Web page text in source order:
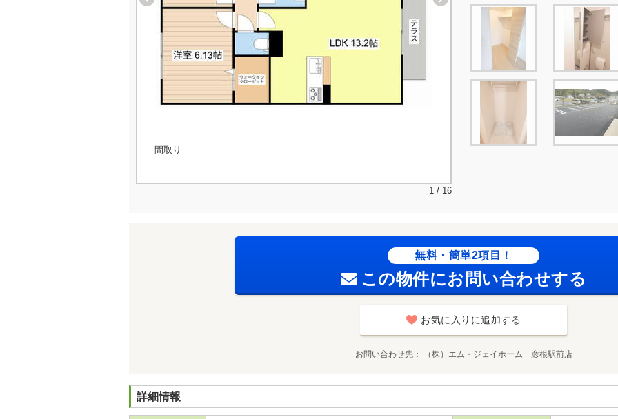
間取り
1 / 16
無料・簡単2項目！
この物件にお問い合わせする
お気に入りに追加する
お問い合わせ先 （株）エム・ジェイホーム 彦根駅前店
詳細情報